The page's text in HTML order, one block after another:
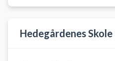
harpiks. Du skal selv
Hedegårdenes Skole